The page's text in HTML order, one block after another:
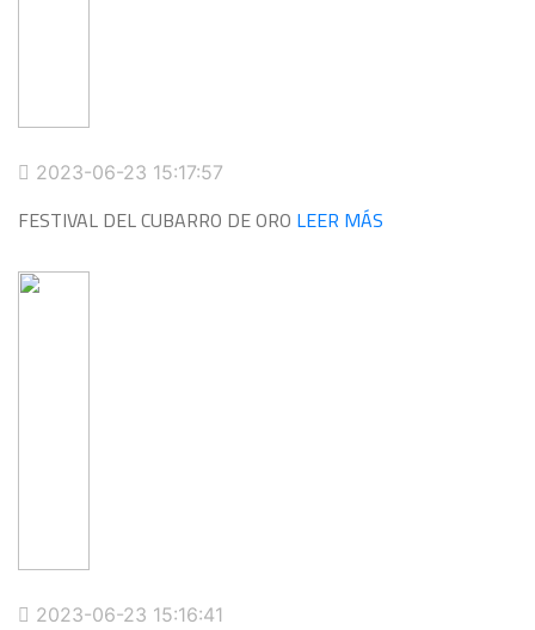
2023-06-23 15:17:57
FESTIVAL DEL CUBARRO DE ORO LEER MÁS
2023-06-23 15:16:41